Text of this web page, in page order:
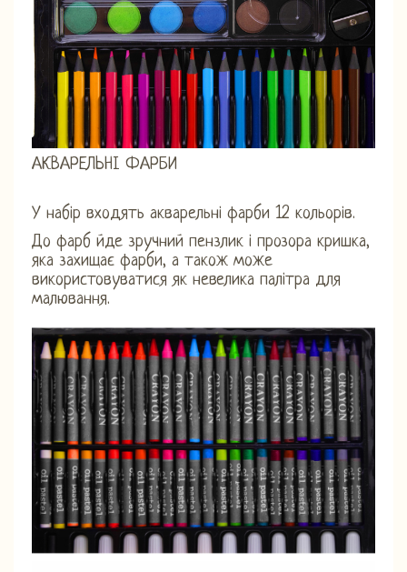
АКВАРЕЛЬНІ ФАРБИ
У набір входять акварельні фарби 12 кольорів.
До фарб йде зручний пензлик і прозора кришка,
яка захищає фарби, а також може
використовуватися як невелика палітра для
малювання.